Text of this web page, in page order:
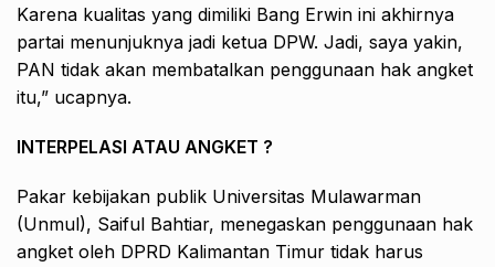
Karena kualitas yang dimiliki Bang Erwin ini akhirnya
partai menunjuknya jadi ketua DPW. Jadi, saya yakin,
PAN tidak akan membatalkan penggunaan hak angket
itu,” ucapnya.
INTERPELASI ATAU ANGKET ?
Pakar kebijakan publik Universitas Mulawarman
(Unmul), Saiful Bahtiar, menegaskan penggunaan hak
angket oleh DPRD Kalimantan Timur tidak harus